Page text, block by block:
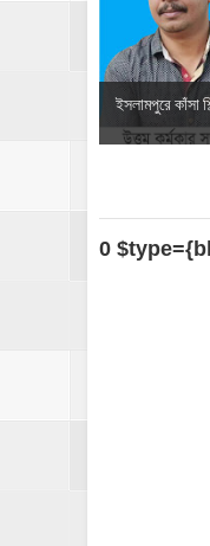
ইসলামপুরে কাঁসা
0